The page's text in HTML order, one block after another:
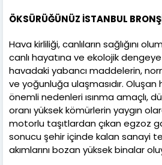
ÖKSÜRÜĞÜNÜZ İSTANBUL
Hava kirliliği, canlıların sağlığını
canlı hayatına ve ekolojik
havadaki yabancı maddelerin,
ve yoğunluğa ulaşmasıdır. Oluşan
önemli nedenleri ısınma amaçlı,
oranı yüksek kömürlerin yaygın
motorlu taşıtlardan çıkan egzoz
sonucu şehir içinde kalan sanayi
akımlarını bozan yüksek binalar